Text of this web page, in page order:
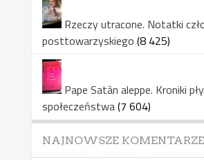
Rzeczy utracone. Notatki
posttowarzyskiego (8 425)
Pape Satàn aleppe. Kroniki
społeczeństwa(7 604)
NAJNOWSZE KOMENTARZE